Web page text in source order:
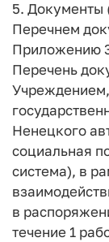
5. Документы
Перечнем
Приложению
Перечень
Учреждением,
Ненецкого
социальная
система), в
в
течение 1